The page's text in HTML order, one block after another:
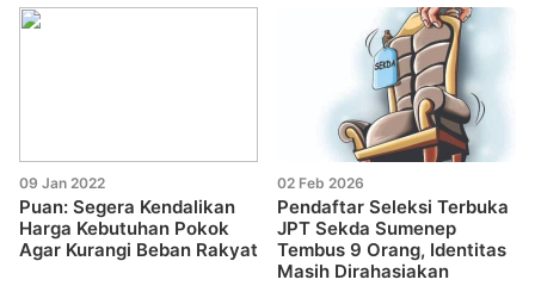
09 Jan 2022
Puan: Segera Kendalikan
Harga Kebutuhan Pokok
Agar Kurangi Beban Rakyat
02 Feb 2026
Pendaftar Seleksi Terbuka
JPT Sekda Sumenep
Tembus 9 Orang, Identitas
Masih Dirahasiakan